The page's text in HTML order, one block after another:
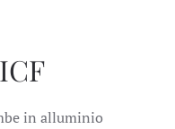
in alluminio